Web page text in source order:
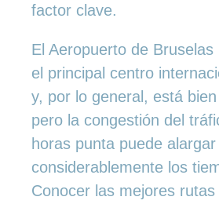
factor clave.
El Aeropuerto de
el principal centro
y, por lo general, está
pero la congestión del
horas punta puede alargar
considerablemente los
Conocer las mejores